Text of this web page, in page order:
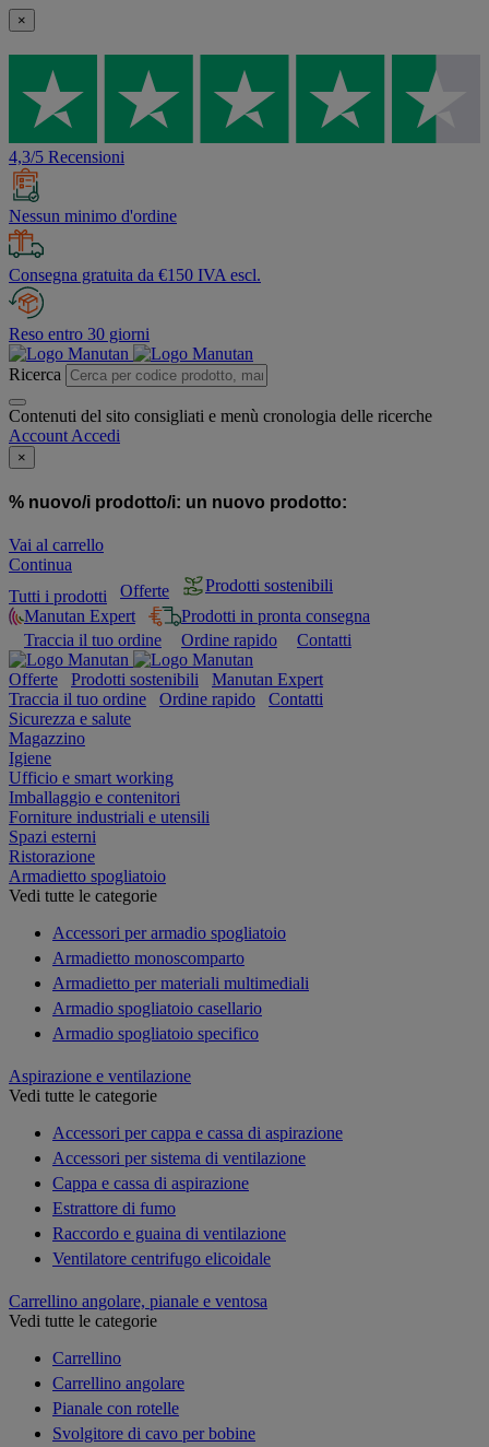
×
4,3/5 Recensioni
Nessun minimo d'ordine
Consegna gratuita da €150 IVA escl.
Reso entro 30 giorni
Ricerca
Contenuti del sito consigliati e menù cronologia delle ricerche
Account Accedi
×
% nuovo/i prodotto/i: un nuovo prodotto:
Vai al carrello
Continua
Tutti i prodotti
Offerte
Prodotti sostenibili
Manutan Expert
Prodotti in pronta consegna
Traccia il tuo ordine
Ordine rapido Contatti
Offerte Prodotti sostenibili
Manutan Expert
Traccia il tuo ordine
Ordine rapido
Contatti
Sicurezza e salute
Magazzino
Igiene
Ufficio e smart working
Imballaggio e contenitori
Forniture industriali e utensili
Spazi esterni
Ristorazione
Armadietto spogliatoio
Vedi tutte le categorie
Accessori per armadio spogliatoio
Armadietto monoscomparto
Armadietto per materiali multimediali
Armadio spogliatoio casellario
Armadio spogliatoio specifico
Aspirazione e ventilazione
Vedi tutte le categorie
Accessori per cappa e cassa di aspirazione
Accessori per sistema di ventilazione
Cappa e cassa di aspirazione
Estrattore di fumo
Raccordo e guaina di ventilazione
Ventilatore centrifugo elicoidale
Carrellino angolare, pianale e ventosa
Vedi tutte le categorie
Carrellino
Carrellino angolare
Pianale con rotelle
Svolgitore di cavo per bobine